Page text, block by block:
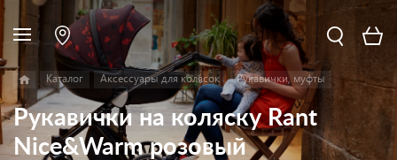
Каталог Аксессуары для колясок Рукавички, муфты
Рукавички на коляску Rant
Nice&Warm розовый